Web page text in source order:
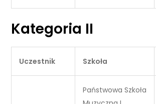
Kategoria II
Uczestnik Szkoła
Państwowa Szkoła